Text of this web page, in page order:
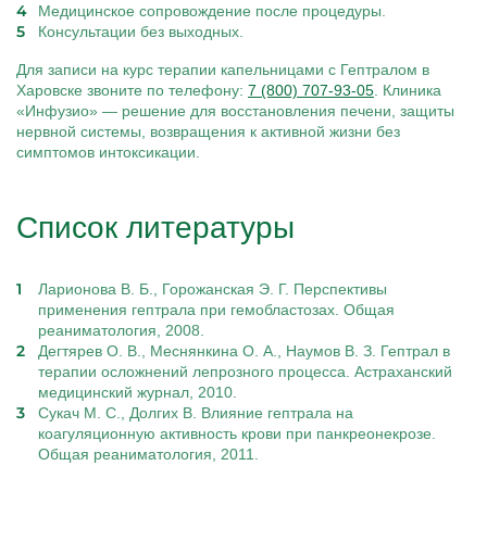
Медицинское сопровождение после процедуры.
Консультации без выходных.
Для записи на курс терапии капельницами с Гептралом в
Харовске звоните по телефону: 7 (800) 707-93-05 . Клиника
«Инфузио» — решение для восстановления печени, защиты
нервной системы, возвращения к активной жизни без
симптомов интоксикации.
Список литературы
Ларионова В. Б., Горожанская Э. Г. Перспективы
применения гептрала при гемобластозах. Общая
реаниматология, 2008.
Дегтярев О. В., Меснянкина О. А., Наумов В. З. Гептрал в
терапии осложнений лепрозного процесса. Астраханский
медицинский журнал, 2010.
Сукач М. С., Долгих В. Влияние гептрала на
коагуляционную активность крови при панкреонекрозе.
Общая реаниматология, 2011.